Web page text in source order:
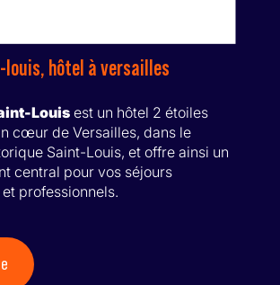
louis, hôtel à versailles
Louis est un hôtel 2 étoiles
cœur de Versailles, dans le
Saint-Louis, et offre ainsi un
central pour vos séjours
professionnels.